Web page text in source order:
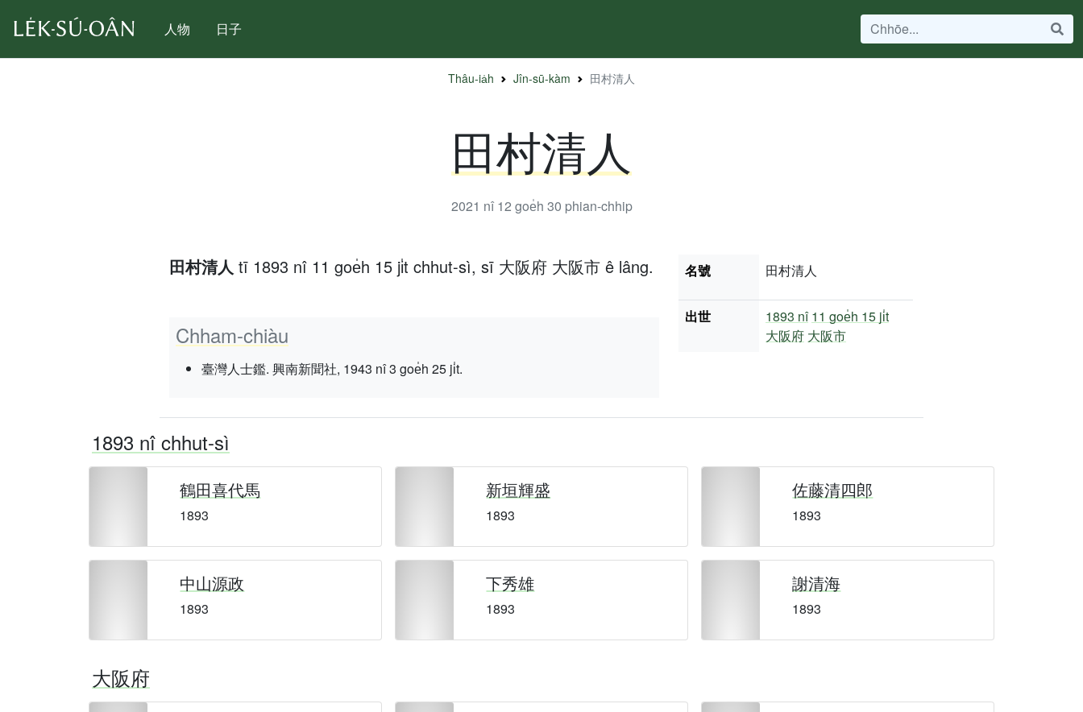
人物 日子
Thâu-ia̍h Jîn-sū-kàm 田村清人
田村清人
2021 nî 12 goe̍h 30 phian-chhip
田村清人 tī 1893 nî 11 goe̍h 15 ji̍t chhut-sì, sī 大阪府 大阪市 ê lâng.
Chham-chiàu
臺灣人士鑑. 興南新聞社, 1943 nî 3 goe̍h 25 ji̍t.
名號 田村清人
出世 1893 nî 11 goe̍h 15 ji̍t
大阪府 大阪市
1893 nî chhut-sì
鶴田喜代馬
1893
新垣輝盛
1893
佐藤清四郎
1893
中山源政
1893
下秀雄
1893
謝清海
1893
大阪府